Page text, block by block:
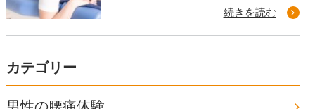
続きを読む
カテゴリー